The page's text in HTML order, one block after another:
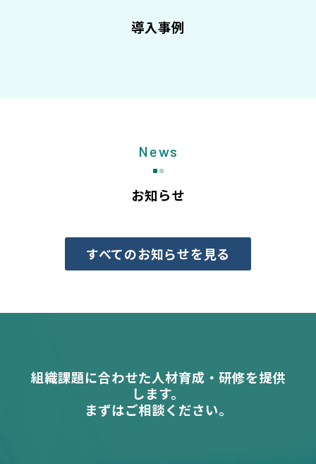
導入事例
News
お知らせ
すべてのお知らせを見る
組織課題に合わせた人材育成・研修を提供
します。
まずはご相談ください。